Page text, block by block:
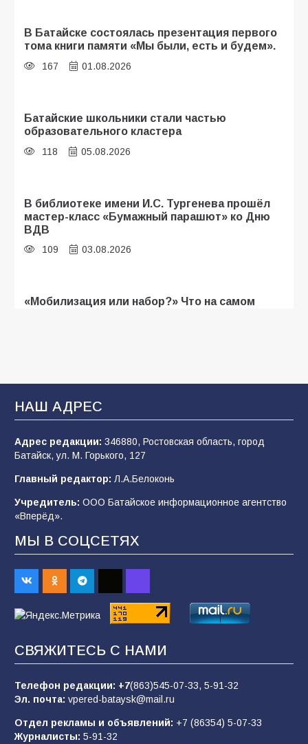
В Батайске состоялась презентация первого
тома книги памяти «Мы были, есть и будем».
167 01.08.2026
Батайские школьники стали частью
образовательного кластера
118 05.08.2026
В библиотеке имени И.С. Тургенева прошёл
мастер-класс «Бумажный парашют» ко Дню
ВДВ
109 03.08.2026
«Мобилизация или набор?» Что на самом
В Батайске продолжаются дорожные работы
106 04.08.2026
Будет ли мобилизация в России в 2026 году
после выборов: в Госдуме дали ответ
105 06.08.2026
В детском саду № 35 дети освоили
строительные профессии в ходе
спортивного праздника
07.08.2026
«Слухами Москву не возьмёшь»: почему
отчаяние, а не разведка
83 02.08.2026
НАШ АДРЕС
Адрес редакции: 346880, Ростовская область, город
Батайск, ул. М. Горького, 127
Главный редактор: Л.А.Белоконь
Учредитель: ООО Батайское информационное агентство
«Вперёд».
МЫ В СОЦСЕТЯХ
СВЯЖИТЕСЬ С НАМИ
Телефон редакции: +7(863)545-07-33, 5-91-32
Эл. почта: vpered-bataysk@mail.ru
Отдел рекламы и объявлений: +7 (86354) 5-07-33
Журналисты: 5-91-32